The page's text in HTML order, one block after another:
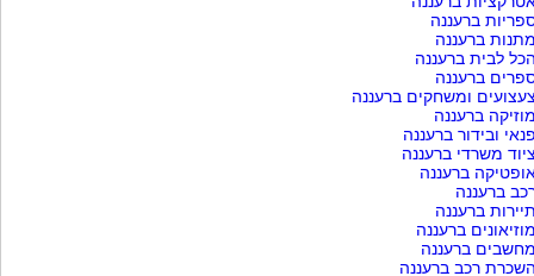
ברעננה
ברעננה
לבית ברעננה
ברעננה
ומשחקים ברעננה
ברעננה
ובידור ברעננה
משרדי ברעננה
ברעננה
ברעננה
ברעננה
ברעננה
ברעננה
רכב ברעננה